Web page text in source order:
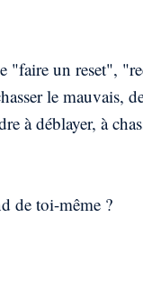
"faire un reset",
le mauvais,
à déblayer, à
de toi-même ?